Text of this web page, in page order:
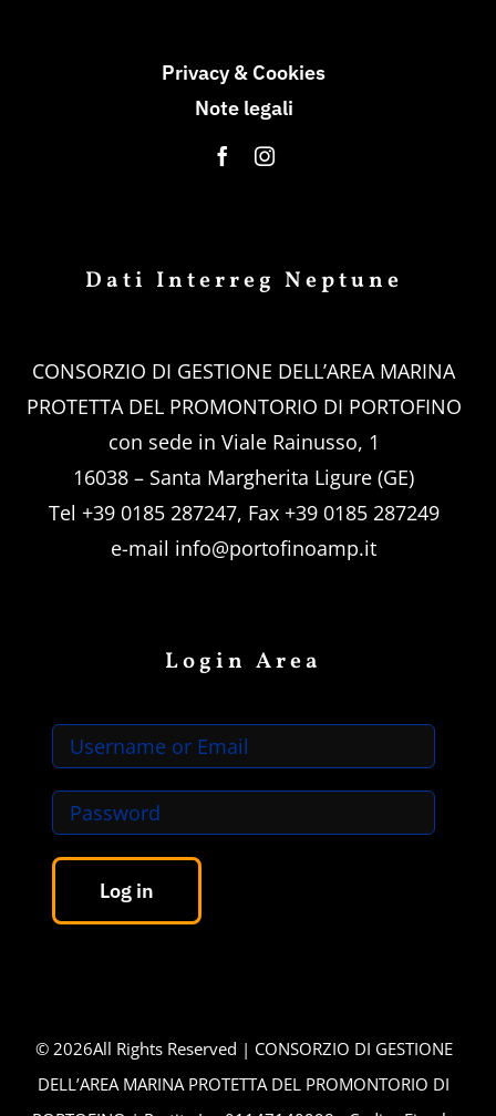
Privacy & Cookies
Note legali
Dati Interreg Neptune
CONSORZIO DI GESTIONE DELL’AREA MARINA
PROTETTA DEL PROMONTORIO DI PORTOFINO
con sede in Viale Rainusso, 1
16038 – Santa Margherita Ligure (GE)
Tel +39 0185 287247, Fax +39 0185 287249
e-mail info@portofinoamp.it
Login Area
Log in
© 2026All Rights Reserved | CONSORZIO DI GESTIONE
DELL’AREA MARINA PROTETTA DEL PROMONTORIO DI